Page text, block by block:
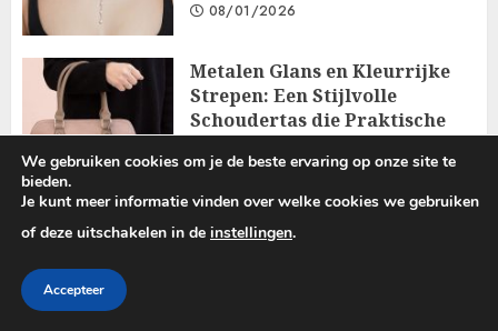
08/01/2026
Metalen Glans en Kleurrijke
Strepen: Een Stijlvolle
Schoudertas die Praktische
met Elegantie
18/12/2025
Copyright © 2025 All rights reserved.
We gebruiken cookies om je de beste ervaring op onze site te
bieden.
Je kunt meer informatie vinden over welke cookies we gebruiken
of deze uitschakelen in de instellingen.
Accepteer